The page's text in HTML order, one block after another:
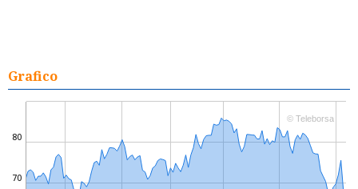
Grafico
70
80
© Teleborsa